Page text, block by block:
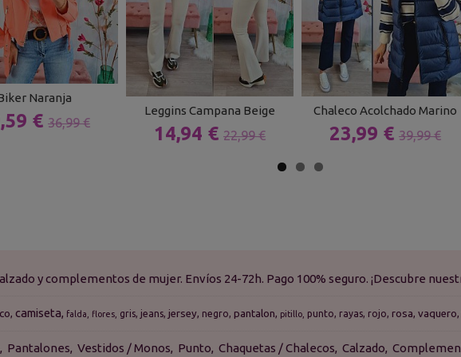
Naranja
€ 36,99 €
Leggins Campana Beige
14,94 € 22,99 €
Chaleco Acolchado Marino
23,99 € 39,99 €
y complementos de mujer. Envíos 24-72h. Pago 100% seguro. ¡Descubre
camiseta falda flores gris jeans jersey negro pantalon pitillo punto rayas rojo rosa vaquero
Pantalones Vestidos / Monos Punto Chaquetas / Chalecos Calzado